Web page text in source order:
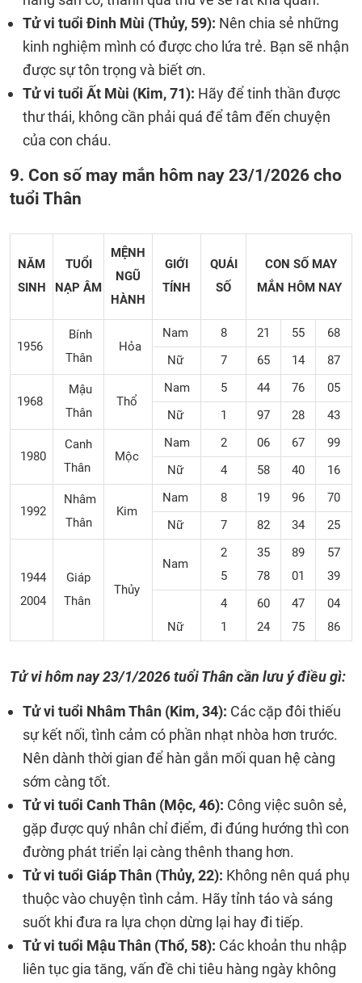
Tử vi tuổi Đinh Mùi (Thủy, 59): Nên chia sẻ những
kinh nghiệm mình có được cho lứa trẻ. Bạn sẽ nhận
được sự tôn trọng và biết ơn.
Tử vi tuổi Ất Mùi (Kim, 71): Hãy để tinh thần được
thư thái, không cần phải quá để tâm đến chuyện
của con cháu.
9. Con số may mắn hôm nay 23/1/2026 cho
tuổi Thân
NĂM
SINH
TUỔI
NẠP ÂM
MỆNH
NGŨ
HÀNH
GIỚI
TÍNH
QUÁI
SỐ
CON SỐ MAY
MẮN HÔM NAY
1956
Bính
Thân
Hỏa
Nam 8 21 55
68
Nữ
7 65 14 87
1968
Mậu
Thân
Thổ
Nam 5 44 76
05
Nữ
1 97 28 43
1980
Canh
Thân
Mộc
Nam 2 06 67
99
Nữ
4 58 40 16
1992
Nhâm
Thân
Kim
Nam 8 19 96
70
Nữ
7 82 34 25
1944
2004
Giáp
Thân
Thủy
Nam
2
5
35
78
89
01
57
39
Nữ
4
1
60
24
47
75
04
86
Tử vi hôm nay23/1/2026tuổi Thân cần lưu ý điều gì:
Tử vi tuổi Nhâm Thân (Kim, 34): Các cặp đôi thiếu
sự kết nối, tình cảm có phần nhạt nhòa hơn trước.
Nên dành thời gian để hàn gắn mối quan hệ càng
sớm càng tốt.
Tử vi tuổi Canh Thân (Mộc, 46): Công việc suôn sẻ,
gặp được quý nhân chỉ điểm, đi đúng hướng thì con
đường phát triển lại càng thênh thang hơn.
Tử vi tuổi Giáp Thân (Thủy, 22): Không nên quá phụ
thuộc vào chuyện tình cảm. Hãy tỉnh táo và sáng
suốt khi đưa ra lựa chọn dừng lại hay đi tiếp.
Tử vi tuổi Mậu Thân (Thổ, 58): Các khoản thu nhập
liên tục gia tăng, vấn đề chi tiêu hàng ngày không